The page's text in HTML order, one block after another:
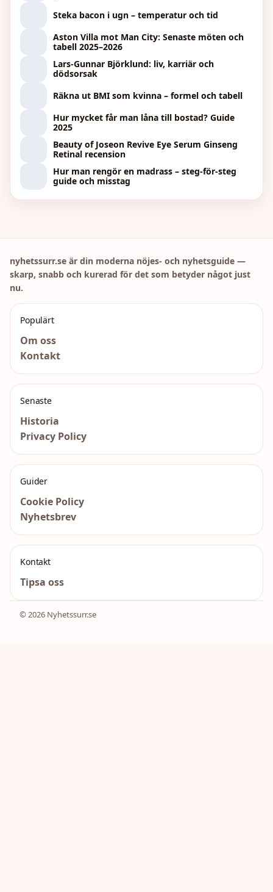
Steka bacon i ugn – temperatur och tid
Aston Villa mot Man City: Senaste möten och
tabell 2025–2026
Lars-Gunnar Björklund: liv, karriär och
dödsorsak
Räkna ut BMI som kvinna – formel och tabell
Hur mycket får man låna till bostad? Guide
2025
Beauty of Joseon Revive Eye Serum Ginseng
Retinal recension
Hur man rengör en madrass – steg-för-steg
guide och misstag
nyhetssurr.se är din moderna nöjes- och nyhetsguide —
skarp, snabb och kurerad för det som betyder något just
nu.
Populärt
Om oss
Kontakt
Senaste
Historia
Privacy Policy
Guider
Cookie Policy
Nyhetsbrev
Kontakt
Tipsa oss
© 2026 Nyhetssurr.se